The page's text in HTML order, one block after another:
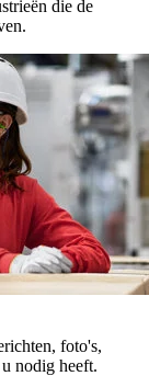
die de
foto's,
nodig heeft.